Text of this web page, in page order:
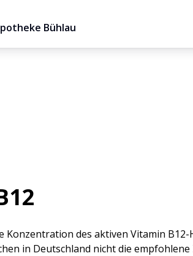
Bühlau
Konzentration des aktiven Vitamin
in Deutschland nicht die